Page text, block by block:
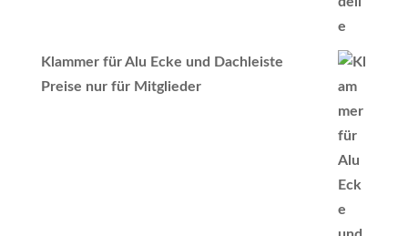
Klammer für Alu Ecke und Dachleiste
Preise nur für Mitglieder